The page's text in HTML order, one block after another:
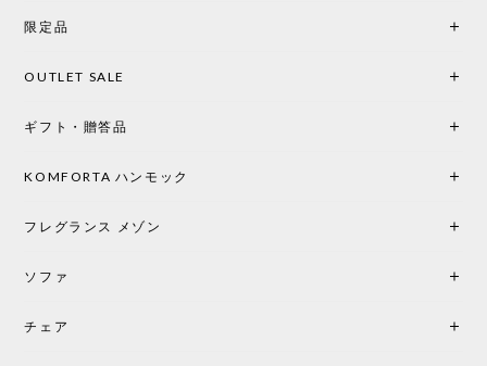
限定品
OUTLET SALE
ギフト・贈答品
KOMFORTA ハンモック
フレグランス メゾン
ソファ
チェア